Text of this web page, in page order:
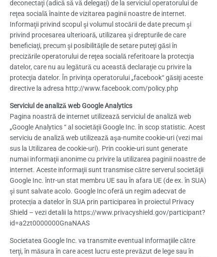
deconectaţi (adică să vă delegați) de la serviciul operatorului de
reţea socială înainte de vizitarea paginii noastre de internet.
Informaţii privind scopul şi volumul stocării de date precum şi
privind procesarea ulterioară, utilizarea şi drepturile de care
beneficiaţi, precum şi posibilităţile de setare puteţi găsi în
precizările operatorului de reţea socială referitoare la protecţia
datelor, care nu au legătură cu această declaraţie cu privire la
protecţia datelor. În privinţa operatorului „facebook“ găsiţi aceste
directive la adresa http://www.facebook.com/policy.php
Serviciul de analiză web Google Analytics
Pagina noastră de internet utilizează serviciul de analiză web
„Google Analytics “ al societăţii Google Inc. în scop statistic. Acest
serviciu de analiză web utilizează aşa-numite cookie-uri (vezi mai
sus la Utilizarea de cookie-uri). Prin cookie-uri sunt generate
numai informaţii anonime cu privire la utilizarea paginii noastre de
internet. Aceste informaţii sunt transmise către serverul societăţii
Google Inc. într-un stat membru UE sau în afara UE (de ex. în SUA)
şi sunt salvate acolo. Google Inc oferă un regim adecvat de
protecția a datelor în SUA prin participarea în proiectul Privacy
Shield – vezi detalii la https://www.privacyshield.gov/participant?
id=a2zt0000000GnaNAAS
Societatea Google Inc. va transmite eventual informaţiile către
terţi, în măsura în care acest lucru este prevăzut de lege sau în